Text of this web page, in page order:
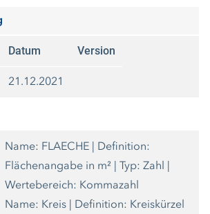
Datum Version
21.12.2021
Name: FLAECHE | Definition:
Flächenangabe in m² | Typ: Zahl |
Wertebereich: Kommazahl
Name: Kreis | Definition: Kreiskürzel